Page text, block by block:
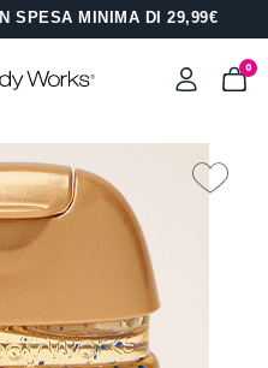
SPESA MINIMA DI 29,99€
0